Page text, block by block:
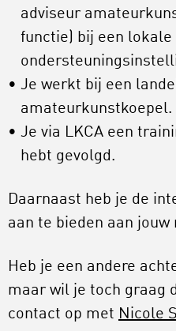
adviseur
functie) bij een lokale
Je werkt bij een
amateurkunstkoepel.
Je via LKCA een
hebt gevolgd.
Daarnaast heb je de
aan te bieden aan
Heb je een andere
maar wil je toch graag
contact op met Nicole